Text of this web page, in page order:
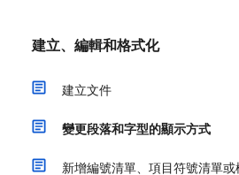
建立、編輯和格式化
建立文件
變更段落和字型的顯示方式
新增編號清單、項目符號清單